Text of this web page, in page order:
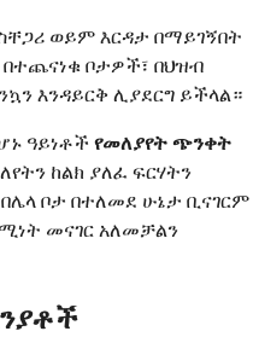
ወይም እርዳታ በማይገኝበት
ቦታዎች፣ በህዝብ
እንዳይርቅ ሊያደርግ ይችላል።
ዓይነቶች የመለያየት ጭንቀት
ከልክ ያለፈ ፍርሃትን
ቦታ በተለመደ ሁኔታ ቢናገርም
መናገር አለመቻልን